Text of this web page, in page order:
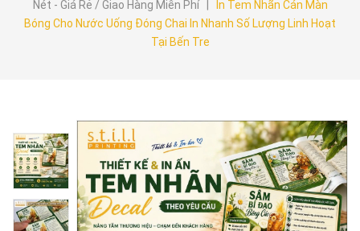
Nét - Giá Rẻ / Giao Hàng Miễn Phí
In Tem Nhãn Cán Màn
Bóng Cho Nước Uống Đóng Chai In Nhanh Số Lượng Linh Hoạt
Tại Bến Tre